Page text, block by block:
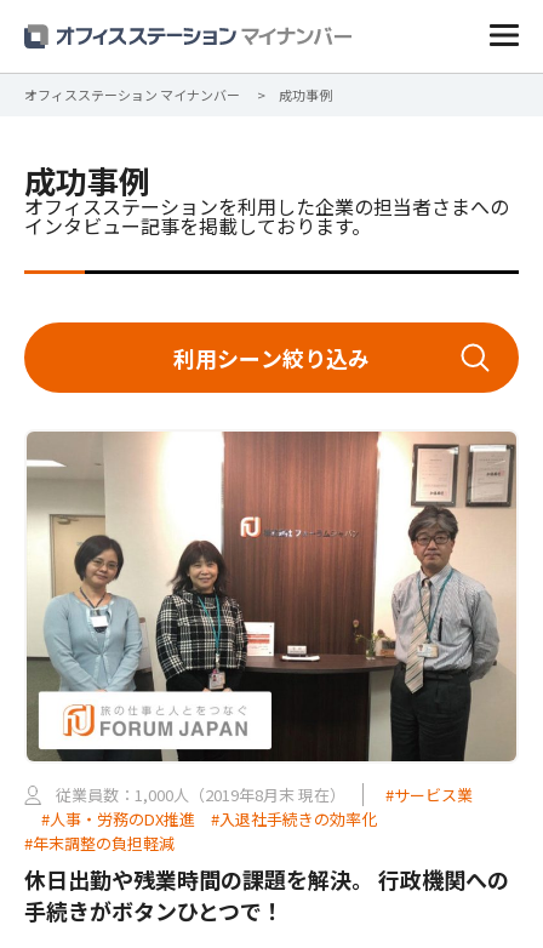
オフィスステーション マイナンバー 成功事例
成功事例
オフィスステーションを利用した企業の担当者さまへの
インタビュー記事を掲載しております。
利用シーン絞り込み
従業員数：1,000人（2019年8月末 現在）
#サービス業
#人事・労務のDX推進
#入退社手続きの効率化
#年末調整の負担軽減
休日出勤や残業時間の課題を解決。 行政機関への
手続きがボタンひとつで！